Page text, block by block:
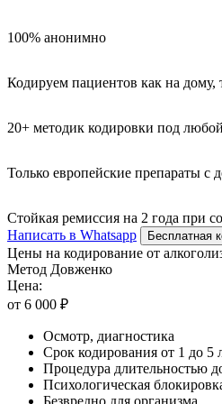
100% анонимно
Кодируем пациентов как на дому,
20+ методик кодировки под
Только европейские препараты с
Стойкая ремиссия на 2 года при
Написать в Whatsapp
Бесплатная
Цены на кодирование от
Метод Довженко
Цена:
от 6 000 ₽
Осмотр, диагностика
Срок кодирования от 1 до 5
Процедура длительностью
Психологическая
Безвредно для организма